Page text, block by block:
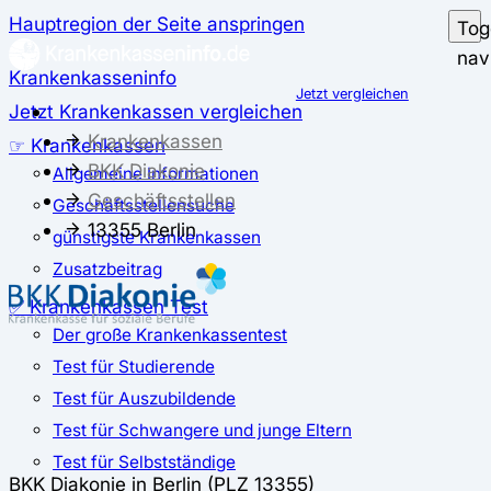
Hauptregion der Seite anspringen
Krankenkasseninfo
Jetzt Krankenkassen vergleichen
☞ Krankenkassen
Allgemeine Informationen
Geschäftsstellensuche
günstigste Krankenkassen
Zusatzbeitrag
✅ Krankenkassen Test
Der große Krankenkassentest
Test für Studierende
Test für Auszubildende
Test für Schwangere und junge Eltern
Test für Selbstständige
Jetzt vergleichen
Krankenkassen
BKK Diakonie
Geschäftsstellen
13355 Berlin
BKK Diakonie in Berlin (PLZ 13355)